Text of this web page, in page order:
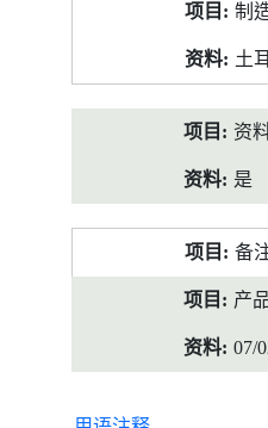
制
土
资
是
备
产
07/